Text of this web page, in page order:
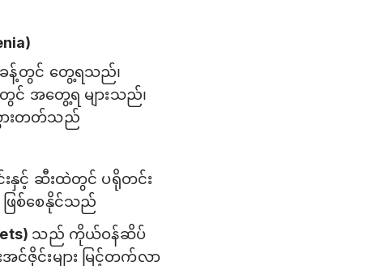
ခန့်တွင် တွေ့ရသည်၊
အတွေ့ရ များသည်၊
သွားတတ်သည်
နှင့် ဆီးထဲတွင် ပရိုတင်း
ဖြစ်စေနိုင်သည်
သည် ကိုယ်ဝန်ဆိပ်
အင်ဇိုင်းများ မြင့်တက်လာ